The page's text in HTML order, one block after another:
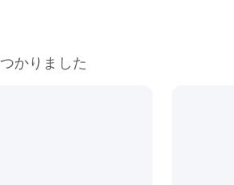
かりました